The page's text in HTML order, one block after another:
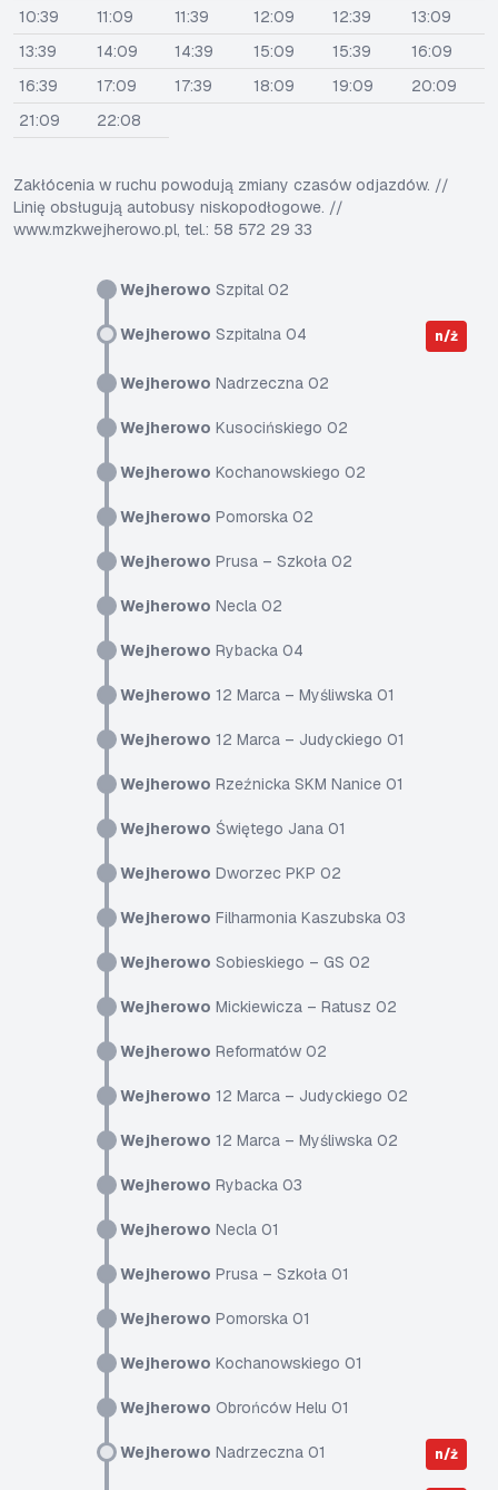
Wejherowo Szpital 02
Wejherowo Szpitalna 04 n/ż
Wejherowo Nadrzeczna 02
Wejherowo Kusocińskiego 02
Wejherowo Kochanowskiego 02
Wejherowo Pomorska 02
Wejherowo Prusa – Szkoła 02
Wejherowo Necla 02
Wejherowo Rybacka 04
Wejherowo 12 Marca – Myśliwska 01
Wejherowo 12 Marca – Judyckiego 01
Wejherowo Rzeźnicka SKM Nanice 01
Wejherowo Świętego Jana 01
Wejherowo Dworzec PKP 02
Wejherowo Filharmonia Kaszubska 03
Wejherowo Sobieskiego – GS 02
Wejherowo Mickiewicza – Ratusz 02
Wejherowo Reformatów 02
Wejherowo 12 Marca – Judyckiego 02
Wejherowo 12 Marca – Myśliwska 02
Wejherowo Rybacka 03
Wejherowo Necla 01
Wejherowo Prusa – Szkoła 01
Wejherowo Pomorska 01
Wejherowo Kochanowskiego 01
Wejherowo Obrońców Helu 01
Wejherowo Nadrzeczna 01 n/ż
10:39
11:09 11:39 12:09 12:39
13:09
13:39
14:09 14:39 15:09 15:39
16:09
16:39
17:09 17:39 18:09 19:09
20:09
21:09
22:08
Zakłócenia w ruchu powodują zmiany czasów odjazdów. //
Linię obsługują autobusy niskopodłogowe. //
www.mzkwejherowo.pl, tel.: 58 572 29 33